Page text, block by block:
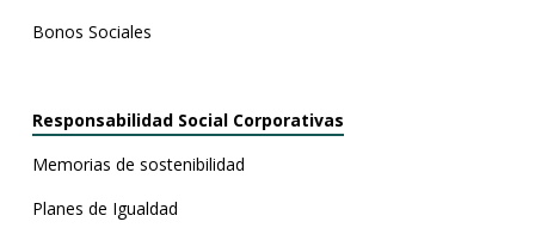
Bonos Sociales
Responsabilidad Social Corporativas
Memorias desostenibilidad
Planes de Igualdad